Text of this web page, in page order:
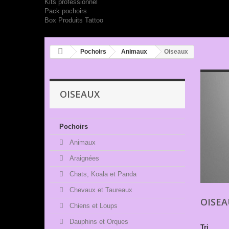
Kits professionnel
Pack pochoirs
Box Produits Tattoo
Pochoirs Animaux Oiseaux
OISEAUX
Pochoirs
Animaux
Araignées
Chats, Koala et Panda
Chevaux et Taureaux
Chiens et Loups
Dauphins et Orques
Tri